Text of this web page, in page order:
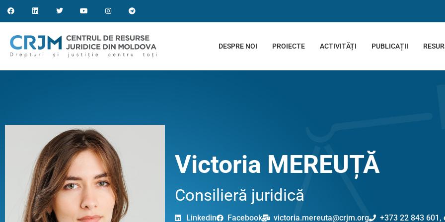
DESPRE NOI PROIECTE ACTIVITĂȚI PUBLICAȚII
Victoria MEREUȚĂ
Consilieră juridică
Linkedin Facebook victoria.mereuta@crjm.org +373 22 843 601,